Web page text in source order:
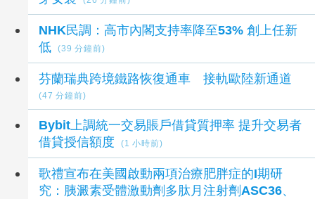
NHK民調：高市內閣支持率降至53% 創上任新
低
(39 分鐘前)
芬蘭瑞典跨境鐵路恢復通車 接軌歐陸新通道
(47 分鐘前)
Bybit上調統一交易賬戶借貸質押率 提升交易者
借貸授信額度
(1 小時前)
歌禮宣布在美國啟動兩項治療肥胖症的I期研
究：胰澱素受體激動劑多肽月注射劑ASC36、